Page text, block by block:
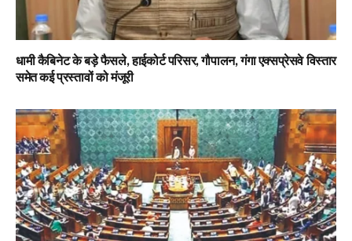
धामी कैबिनेट के बड़े फैसले, हाईकोर्ट परिसर, गौपालन, गंगा एक्सप्रेसवे विस्तार
समेत कई प्रस्तावों को मंजूरी